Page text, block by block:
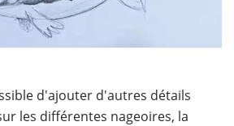
d'ajouter d'autres détails
les différentes nageoires, la